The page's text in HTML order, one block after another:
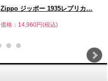
Zippo ジッポー 1935レプリカ…
価格：14,960円(税込)